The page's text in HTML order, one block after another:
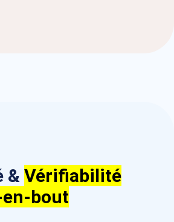
& Vérifiabilité
bout